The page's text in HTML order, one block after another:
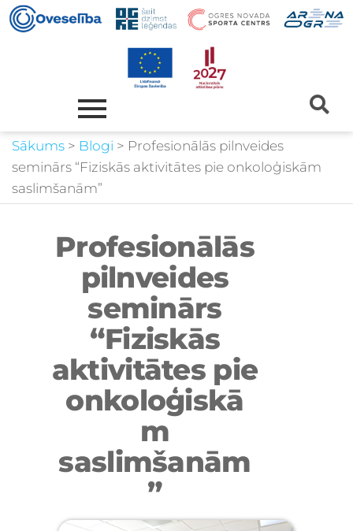
Sākums > Blogi > Profesionālās pilnveides
seminārs “Fiziskās aktivitātes pie onkoloģiskām
saslimšanām”
Profesionālās
pilnveides
seminārs
“Fiziskās
aktivitātes pie
onkoloģiskā
m
saslimšanām
”